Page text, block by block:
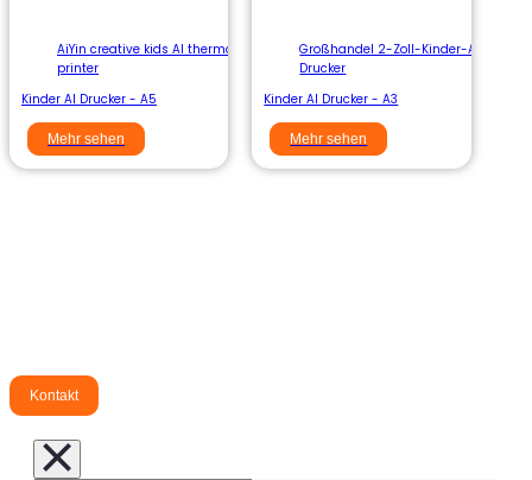
AiYin creative kids AI thermal
printer
Kinder AI Drucker - A5
Mehr sehen
Großhandel 2-Zoll-Kinder-Ai-
Drucker
Kinder AI Drucker - A3
Mehr sehen
Kontakt